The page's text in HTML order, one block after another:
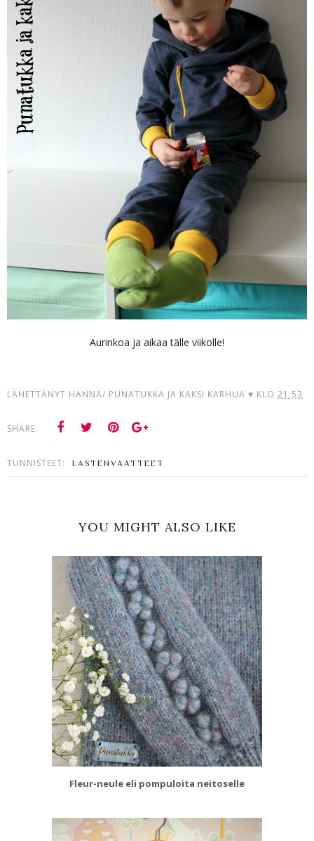
Aurinkoa ja aikaa tälle viikolle!
LÄHETTÄNYT HANNA/ PUNATUKKA JA KAKSI KARHUA ♥ KLO 21.53
SHARE:
TUNNISTEET: LASTENVAATTEET
YOU MIGHT ALSO LIKE
Fleur-neule eli pompuloita neitoselle